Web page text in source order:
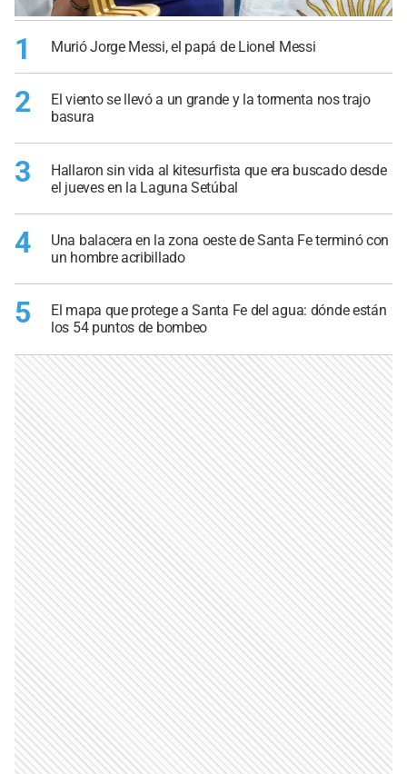
1 Murió Jorge Messi, el papá de Lionel Messi
2
El viento se llevó a un grande y la tormenta nos trajo
basura
3
Hallaron sin vida al kitesurfista que era buscado desde
el jueves en la Laguna Setúbal
4
Una balacera en la zona oeste de Santa Fe terminó con
un hombre acribillado
5
El mapa que protege a Santa Fe del agua: dónde están
los 54 puntos de bombeo